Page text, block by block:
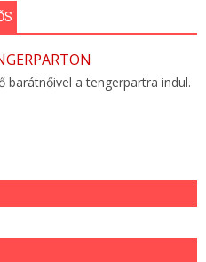
barátnőivel a tengerpartra indul.